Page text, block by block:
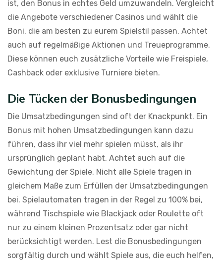
ist, den Bonus in echtes Geld umzuwandeln. Vergleicht
die Angebote verschiedener Casinos und wählt die
Boni, die am besten zu eurem Spielstil passen. Achtet
auch auf regelmäßige Aktionen und Treueprogramme.
Diese können euch zusätzliche Vorteile wie Freispiele,
Cashback oder exklusive Turniere bieten.
Die Tücken der Bonusbedingungen
Die Umsatzbedingungen sind oft der Knackpunkt. Ein
Bonus mit hohen Umsatzbedingungen kann dazu
führen, dass ihr viel mehr spielen müsst, als ihr
ursprünglich geplant habt. Achtet auch auf die
Gewichtung der Spiele. Nicht alle Spiele tragen in
gleichem Maße zum Erfüllen der Umsatzbedingungen
bei. Spielautomaten tragen in der Regel zu 100% bei,
während Tischspiele wie Blackjack oder Roulette oft
nur zu einem kleinen Prozentsatz oder gar nicht
berücksichtigt werden. Lest die Bonusbedingungen
sorgfältig durch und wählt Spiele aus, die euch helfen,